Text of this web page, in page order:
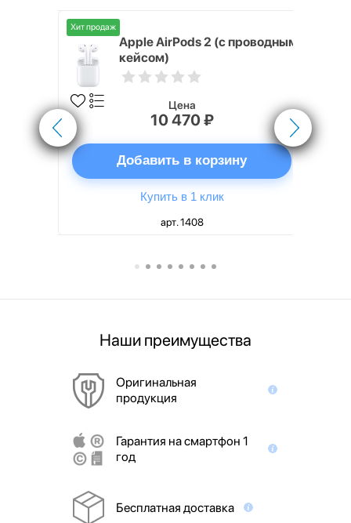
Хит продаж
Apple AirPods 2 (с проводным
кейсом)
Цена
10 470 ₽
Добавить в корзину
Купить в 1 клик
арт. 1408
Наши преимущества
Оригинальная
продукция
Гарантия на смартфон 1
год
Бесплатная доставка